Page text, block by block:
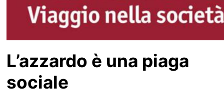
L’azzardo è una piaga
sociale